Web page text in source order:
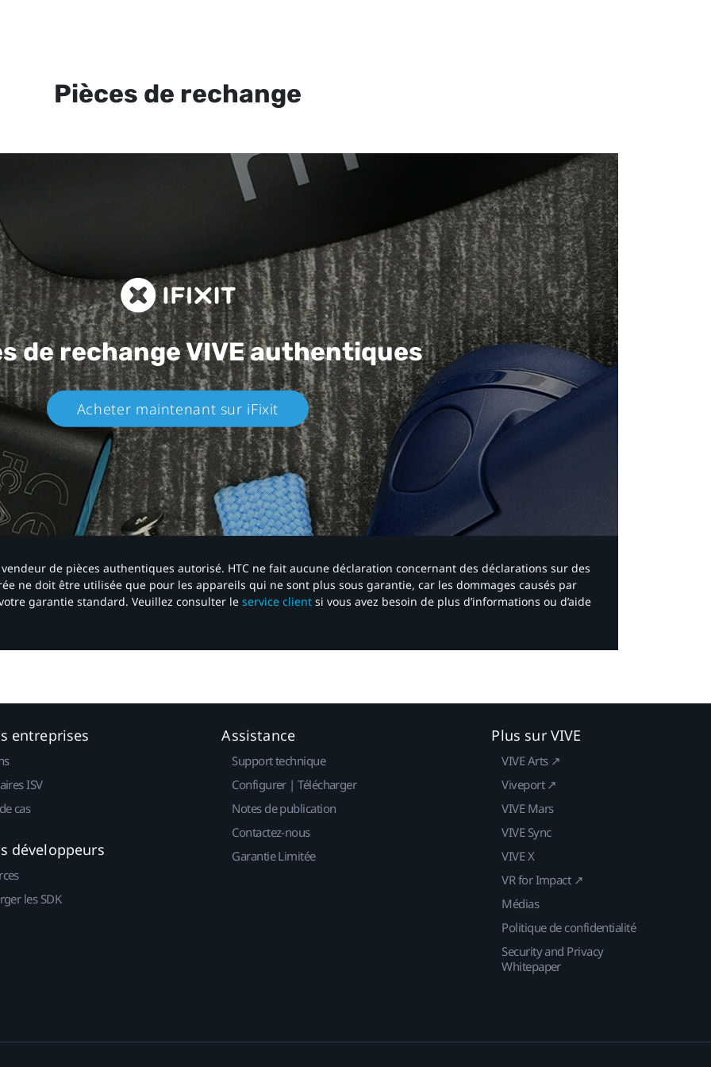
Pièces de rechange
de rechangeVIVE authentiques​
Acheter maintenant sur iFixit​
de pièces authentiques autorisé. HTC ne fait aucune déclaration concernant des déclarations sur des
ne doit être utilisée que pour les appareils qui ne sont plus sous garantie, car les dommages causés par
garantie standard. Veuillez consulter le service client si vous avez besoin de plus d’informations ou d’aide
entreprises
ISV
cas
développeurs
les SDK
Assistance
Support technique
Configurer | Télécharger
Notes de publication
Contactez-nous
Garantie Limitée
Plus sur VIVE
VIVE Arts ↗
Viveport ↗
VIVE Mars
VIVE Sync
VIVE X
VR for Impact ↗
Médias
Politique de confidentialité
Security and Privacy
Whitepaper